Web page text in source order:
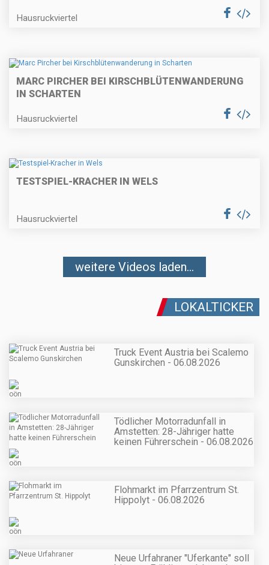
Hausruckviertel
MARC PIRCHER BEI KIRSCHBLÜTENWANDERUNG
IN SCHARTEN
Hausruckviertel
TESTSPIEL-KRACHER IN WELS
Hausruckviertel
weitere Videos laden...
LOKALTICKER
Truck Event Austria bei Scalemo
Gunskirchen - 06.08.2026
Tödlicher Motorradunfall in
Amstetten: 28-Jähriger hatte
keinen Führerschein - 06.08.2026
Flohmarkt im Pfarrzentrum St.
Hippolyt - 06.08.2026
Neue Urfahraner "Uferkante" soll